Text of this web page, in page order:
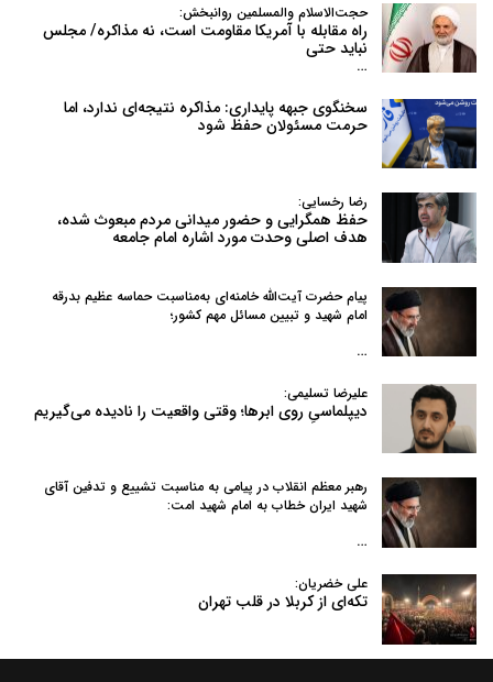
حجت‌الاسلام والمسلمین روانبخش:
راه مقابله با آمریکا مقاومت است، نه مذاکره/ مجلس
نباید حتی
…
سخنگوی جبهه پایداری: مذاکره نتیجه‌ای ندارد، اما
حرمت مسئولان حفظ شود
رضا رخسایی:
حفظ همگرایی و حضور میدانی مردم مبعوث شده،
هدف اصلی وحدت مورد اشاره امام جامعه
پیام حضرت آیت‌الله خامنه‌ای به‌مناسبت حماسه عظیم بدرقه
امام شهید و تبیین مسائل مهم کشور؛
…
علیرضا تسلیمی:
دیپلماسیِ روی ابرها؛ وقتی واقعیت را نادیده می‌گیریم
رهبر معظم انقلاب در پیامی به‌ مناسبت تشییع و تدفین آقای
شهید ایران خطاب به امام شهید امت:
…
علی خضریان:
تکه‌ای از کربلا در قلب تهران